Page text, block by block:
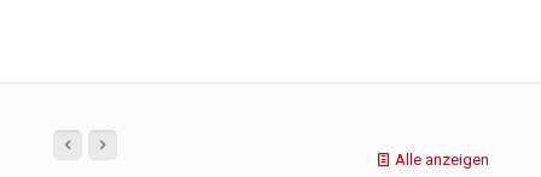
Alle anzeigen